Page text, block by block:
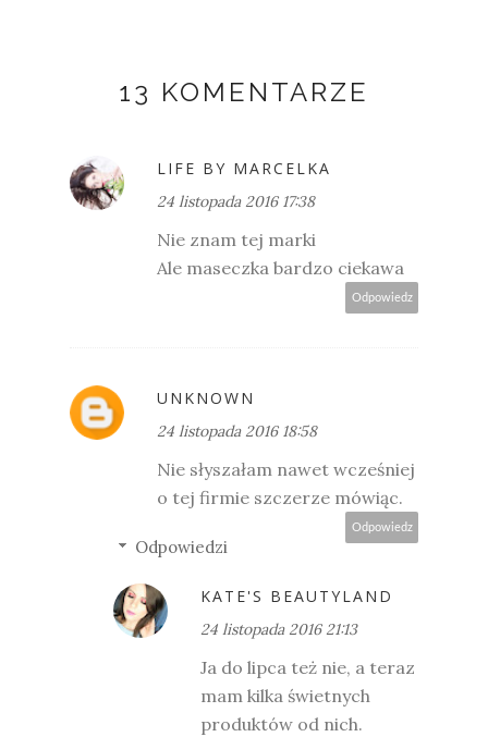
13 KOMENTARZE
LIFE BY MARCELKA
24 listopada 2016 17:38
Nie znam tej marki
Ale maseczka bardzo ciekawa
Odpowiedz
UNKNOWN
24 listopada 2016 18:58
Nie słyszałam nawet wcześniej
o tej firmie szczerze mówiąc.
Odpowiedz
Odpowiedzi
KATE'S BEAUTYLAND
24 listopada 2016 21:13
Ja do lipca też nie, a teraz
mam kilka świetnych
produktów od nich.